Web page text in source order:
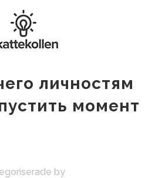
личностям
момент
by